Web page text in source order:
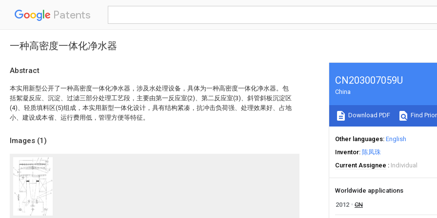
Patents
一种高密度一体化净水器
Abstract
本实用新型公开了一种高密度一体化净水器，涉及水处理设备，具体为一种高密度一体化净水器。包
括絮凝反应、沉淀、过滤三部分处理工艺段，主要由第一反应室(2)、第二反应室(3)、斜管斜板沉淀区
(4)、轻质填料区(5)组成，本实用新型一体化设计，具有结构紧凑，抗冲击负荷强、处理效果好、占地
小、建设成本省、运行费用低，管理方便等特征。
Images (1)
CN203007059U
China
Download PDF Find
Other languages English
Inventor 陈凤珠
Current Assignee
Individual
Worldwide applications
2012
CN